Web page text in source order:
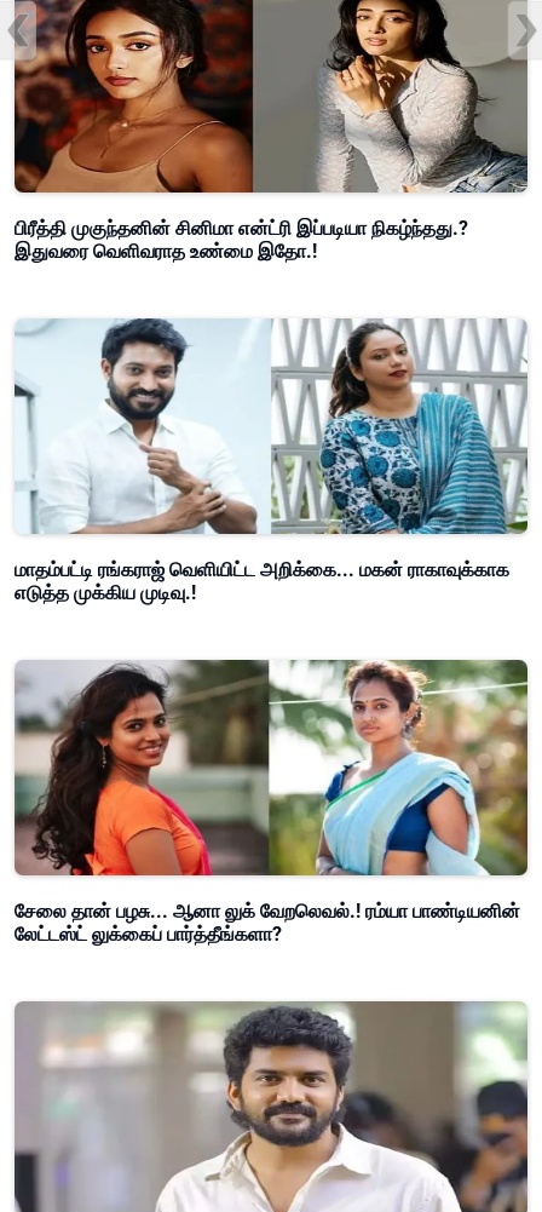
பிரீத்தி முகுந்தனின் சினிமா என்ட்ரி இப்படியா நிகழ்ந்தது.?
இதுவரை வெளிவராத உண்மை இதோ.!
மாதம்பட்டி ரங்கராஜ் வெளியிட்ட அறிக்கை... மகன் ராகாவுக்காக
எடுத்த முக்கிய முடிவு.!
சேலை தான் பழசு... ஆனா லுக் வேறலெவல்.! ரம்யா பாண்டியனின்
லேட்டஸ்ட் லுக்கைப் பார்த்தீங்களா?